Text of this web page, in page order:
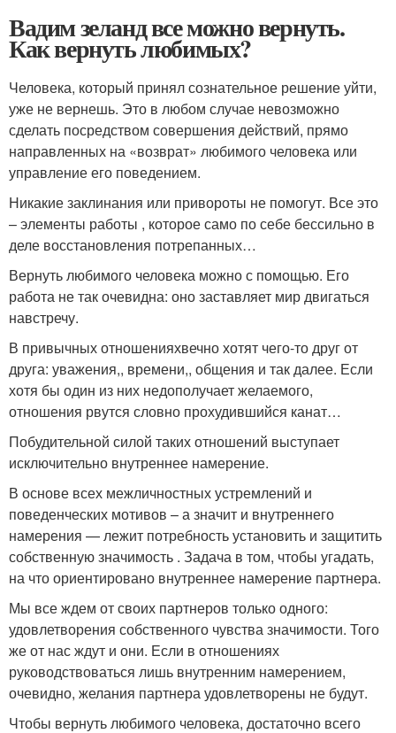
Вадим зеланд все можно вернуть.
Как вернуть любимых?
Человека, который принял сознательное решение уйти,
уже не вернешь. Это в любом случае невозможно
сделать посредством совершения действий, прямо
направленных на «возврат» любимого человека или
управление его поведением.
Никакие заклинания или привороты не помогут. Все это
– элементы работы , которое само по себе бессильно в
деле восстановления потрепанных…
Вернуть любимого человека можно с помощью. Его
работа не так очевидна: оно заставляет мир двигаться
навстречу.
В привычных отношенияхвечно хотят чего-то друг от
друга: уважения,, времени,, общения и так далее. Если
хотя бы один из них недополучает желаемого,
отношения рвутся словно прохудившийся канат…
Побудительной силой таких отношений выступает
исключительно внутреннее намерение.
В основе всех межличностных устремлений и
поведенческих мотивов – а значит и внутреннего
намерения — лежит потребность установить и защитить
собственную значимость . Задача в том, чтобы угадать,
на что ориентировано внутреннее намерение партнера.
Мы все ждем от своих партнеров только одного:
удовлетворения собственного чувства значимости. Того
же от нас ждут и они. Если в отношениях
руководствоваться лишь внутренним намерением,
очевидно, желания партнера удовлетворены не будут.
Чтобы вернуть любимого человека, достаточно всего